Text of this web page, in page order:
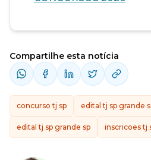
Compartilhe esta notícia
concurso tj sp edital tj sp grande
edital tj sp grande sp inscricoes tj